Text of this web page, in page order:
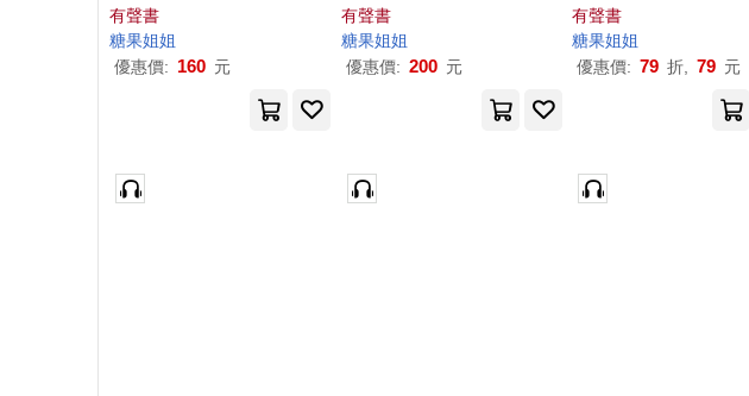
有聲書
糖果姐姐
優惠價: 160 元
有聲書
糖果姐姐
優惠價: 200 元
有聲書
糖果姐姐
優惠價: 79 折, 79 元